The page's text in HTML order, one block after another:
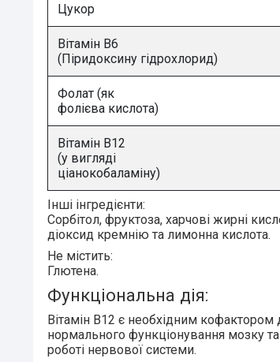
Цукор
Вітамін B6
(Піридоксину гідрохлорид)
Фолат (як
фолієва кислота)
Вітамін B12
(у вигляді
ціанокобаламіну)
Інші інгредієнти:
Сорбітол, фруктоза, харчові жирні
діоксид кремнію та лимонна кислота.
Не містить:
Глютена.
Функціональна дія:
Вітамін B12 є необхідним
нормального функціонування мозку
роботі нервової системи.